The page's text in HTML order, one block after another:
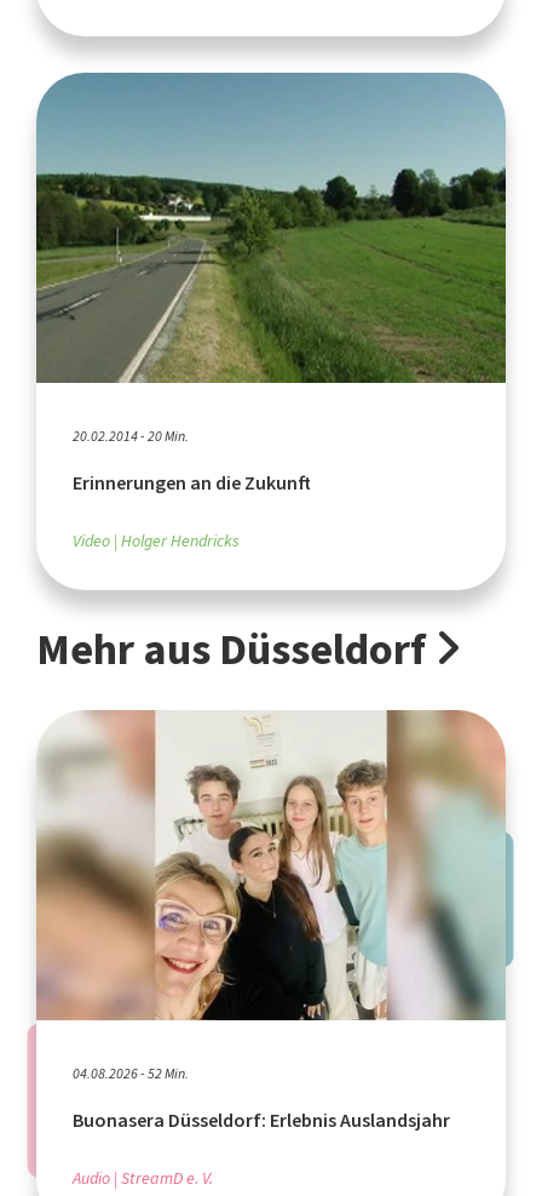
20.02.2014 - 20 Min.
Erinnerungen an die Zukunft
Video Holger Hendricks
Mehr aus Düsseldorf
04.08.2026 - 52 Min.
Buonasera Düsseldorf: Erlebnis Auslandsjahr
Audio StreamD e. V.